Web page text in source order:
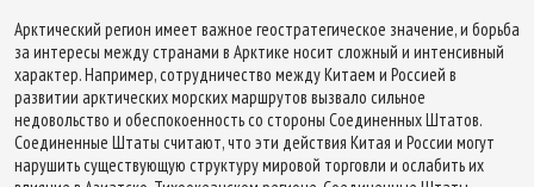
Арктический регион имеет важное геостратегическое значение, и борьба
за интересы между странами в Арктике носит сложный и интенсивный
характер. Например, сотрудничество между Китаем и Россией в
развитии арктических морских маршрутов вызвало сильное
недовольство и обеспокоенность со стороны Соединенных Штатов.
Соединенные Штаты считают, что эти действия Китая и России могут
нарушить существующую структуру мировой торговли и ослабить их